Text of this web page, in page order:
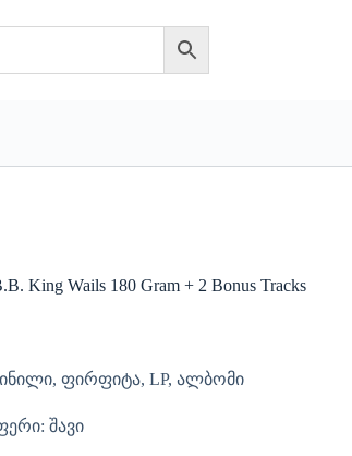
King Wails 180 Gram + 2 Bonus Tracks
ფირფიტა, LP, ალბომი
შავი